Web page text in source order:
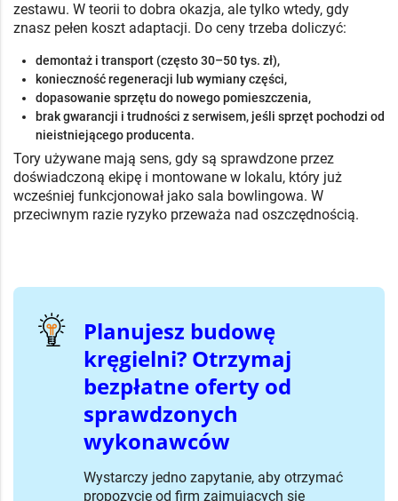
zestawu. W teorii to dobra okazja, ale tylko wtedy, gdy
znasz pełen koszt adaptacji. Do ceny trzeba doliczyć:
demontaż i transport (często 30–50 tys. zł),
konieczność regeneracji lub wymiany części,
dopasowanie sprzętu do nowego pomieszczenia,
brak gwarancji i trudności z serwisem, jeśli sprzęt pochodzi od
nieistniejącego producenta.
Tory używane mają sens, gdy są sprawdzone przez
doświadczoną ekipę i montowane w lokalu, który już
wcześniej funkcjonował jako sala bowlingowa. W
przeciwnym razie ryzyko przeważa nad oszczędnością.
Planujesz budowę
kręgielni? Otrzymaj
bezpłatne oferty od
sprawdzonych
wykonawców
Wystarczy jedno zapytanie, aby otrzymać
propozycje od firm zajmujących się